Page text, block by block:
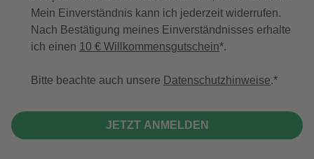
Mein Einverständnis kann ich jederzeit widerrufen.
Nach Bestätigung meines Einverständnisses erhalte
ich einen 10 € Willkommensgutschein*.
Bitte beachte auch unsere Datenschutzhinweise.
JETZT ANMELDEN